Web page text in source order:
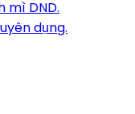
mì DND.
dụng.